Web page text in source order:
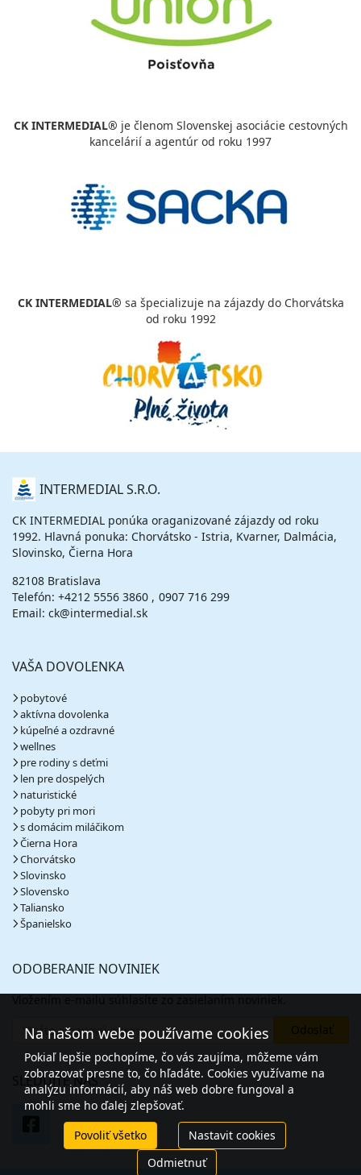
vypočítať cenu
12.09. - 19.09.26 sobota - sobota
CK INTERMEDIAL® je členom Slovenskej asociácie cestovných
kancelárií a agentúr od roku 1997
CK INTERMEDIAL® sa špecializuje na zájazdy do Chorvátska
od roku 1992
O
NÁS INTERMEDIAL S.R.O.
CK INTERMEDIAL ponúka oraganizované zájazdy od roku
1992. Hlavná ponuka: Chorvátsko - Istria, Kvarner, Dalmácia,
Slovinsko, Čierna Hora
82108 Bratislava
Telefón: +4212 5556 3860
0907 716 299
Email: ck@intermedial.sk
VAŠA DOVOLENKA
pobytové
aktívna dovolenka
kúpeľné a ozdravné
wellnes
pre rodiny s deťmi
len pre dospelých
naturistické
pobyty pri mori
s domácim miláčikom
Čierna Hora
Chorvátsko
Slovinsko
Slovensko
Taliansko
Španielsko
ODOBERANIE NOVINIEK
SLEDUJTE NÁS
Na našom webe používame cookies
Pokiaľ lepšie pochopíme, čo vás zaujíma, môžeme vám
zobrazovať presne to, čo hľadáte. Cookies využívame na
analýzu informácií, aby náš web dobre fungoval a
mohli sme ho ďalej zlepšovať.
Povoliť všetko
Nastavit cookies
Odmietnuť